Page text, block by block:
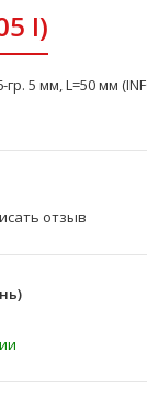
I)
5 мм, L=50 мм
отзыв